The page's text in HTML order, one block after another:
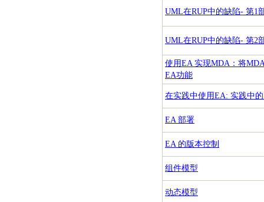
UML在RUP中的缺陷- 第1
UML在RUP中的缺陷- 第2
使用EA 实现MDA：将
EA功能
在实践中使用EA: 实践中
EA 部署
EA 的版本控制
组件模型
动态模型